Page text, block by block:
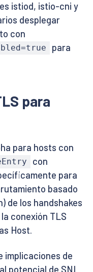
istiod, istio-cni y
desplegar
con
para
para
para hosts con
con
para
basado
de los handshakes
conexión TLS
Host.
implicaciones de
potencial de SNI